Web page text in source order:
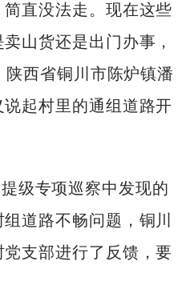
直没法走。现在这些
山货还是出门办事，
西省铜川市陈炉镇潘
起村里的通组道路开
级专项巡察中发现的
道路不畅问题，铜川
支部进行了反馈，要